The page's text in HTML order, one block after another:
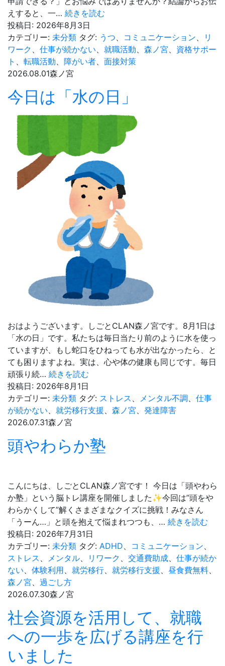
己
負
担
に
帯
の
基
準
と
は
えすると、一… 続きを読む
な
し
OK】
移
は
者
手
帳
が
な
く
も
利
用
で
る？
対
象
条
診
断
の
手
順
投稿日: 2026年8月3日
カテゴリー: 未分類 タグ: うつ、 コミュニケーション、
リ
ワーク 、 仕事が続かない、 就職活動、 森ノ宮、 資格サポー
ト 、 転職活動、 障がい者、 面接対策
2026.08.01森ノ宮
今日は「水の日」
おはようございます。しごとCLAN森ノ宮です。8月1日は
「水の日」です。私たちは毎日当たり前のように水を使っ
ていますが、もし蛇口をひねっても水が出なかったら、と
ても困りますよね。実は、心や体の健康も同じです。毎日
頑張り続… 続きを読む
は
「水
投稿日: 2026年8月1日
カテゴリー: 未分類 タグ: ストレス 、 メンタル不調、 仕事
が続かない、 就労移行支援、 森ノ宮、 発達障害
2026.07.31森ノ宮
頭やわらか塾
こんにちは、しごとCLAN森ノ宮です！ 今日は「頭やわら
か塾」という脳トレ講座を開催しました✨今回は”頭をや
わらかくして”解くさまざまなクイズに挑戦！みなさん
「うーん…」と頭を抱えて悩まれつつも、… 続きを読む
ら
か
投稿日: 2026年7月31日
カテゴリー: 未分類 タグ: ADHD、 コミュニケーション、
ストレス 、 メンタル、 リワーク 、 交通費助成、 仕事が続か
ない、 体験利用、 就労移行、 就労移行支援、 昼食費無料、
森ノ宮、 過ごし方
2026.07.30森ノ宮
社会資源を活用して、就職
への一歩を広げる講座を行
いました